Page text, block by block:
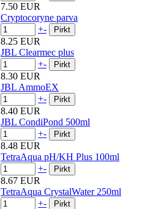
7.50 EUR
Cryptocoryne parva
+-
8.25 EUR
JBL Clearmec plus
+-
8.30 EUR
JBL AmmoEX
+-
8.40 EUR
JBL CondiPond 500ml
+-
8.48 EUR
TetraAqua pH/KH Plus 100ml
+-
8.67 EUR
TetraAqua CrystalWater 250ml
+-